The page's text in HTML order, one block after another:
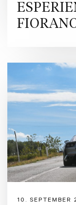
10. SEPTEMBER